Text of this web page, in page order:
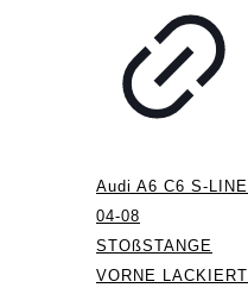
Audi A6 C6 S-LINE
04-08
STOßSTANGE
VORNE LACKIERT